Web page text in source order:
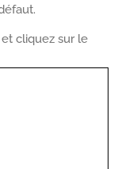
cliquez sur le